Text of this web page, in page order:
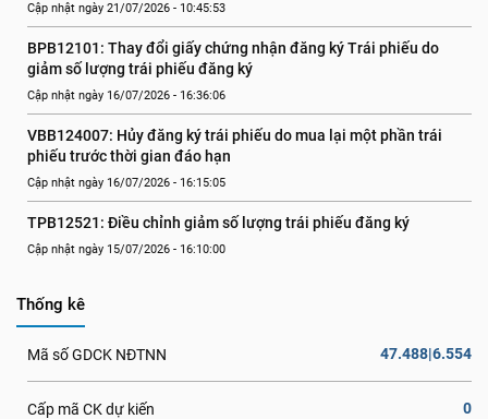
Cập nhật ngày 21/07/2026 - 10:45:53
BPB12101: Thay đổi giấy chứng nhận đăng ký Trái phiếu do
giảm số lượng trái phiếu đăng ký
Cập nhật ngày 16/07/2026 - 16:36:06
VBB124007: Hủy đăng ký trái phiếu do mua lại một phần trái
phiếu trước thời gian đáo hạn
Cập nhật ngày 16/07/2026 - 16:15:05
TPB12521: Điều chỉnh giảm số lượng trái phiếu đăng ký
Cập nhật ngày 15/07/2026 - 16:10:00
Thống kê
Mã số GDCK NĐTNN 47.488|6.554
Cấp mã CK dự kiến 0